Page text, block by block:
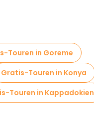
Touren in Goreme
Gratis-Touren in Konya
Touren in Kappadokien